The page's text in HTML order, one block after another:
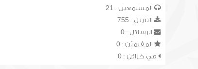
المستمعين : 21
التنزيل : 755
الرسائل : 0
المقيميّن : 0
في خزائن : 0